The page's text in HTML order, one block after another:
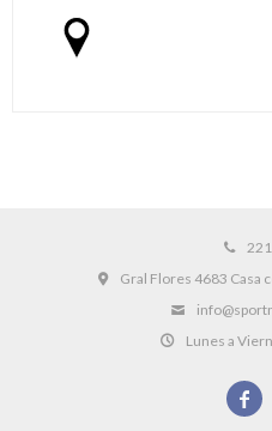
Gral Flores 4683 Casa
Lunes a
